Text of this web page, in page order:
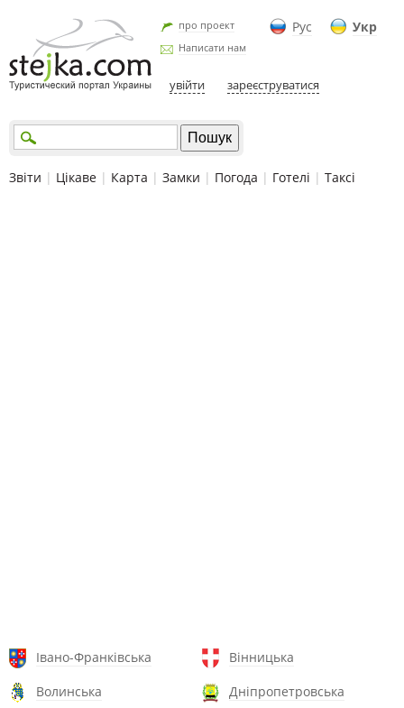
Рус Укр
про проект
Написати нам
увійти зареєструватися
Звіти | Цікаве | Карта | Замки | Погода | Готелі | Таксі
Івано-Франківська
Вінницька
Волинська
Дніпропетровська